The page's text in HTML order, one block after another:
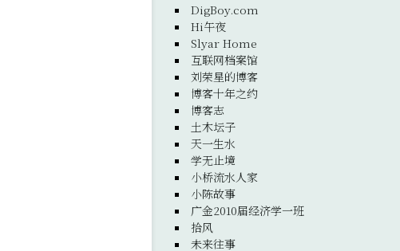
DigBoy.com
Hi午夜
Slyar Home
互联网档案馆
刘荣星的博客
博客十年之约
博客志
土木坛子
天一生水
学无止境
小桥流水人家
小陈故事
广金2010届经济学一班
拾风
未来往事